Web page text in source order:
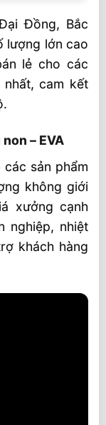
Đồng, Bắc
lượng lớn cao
lẻ cho các
cam kết
– EVA
sản phẩm
không giới
xưởng cạnh
nghiệp, nhiệt
khách hàng